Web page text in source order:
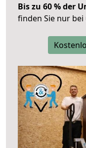
Bis zu 60 % der
finden Sie nur bei